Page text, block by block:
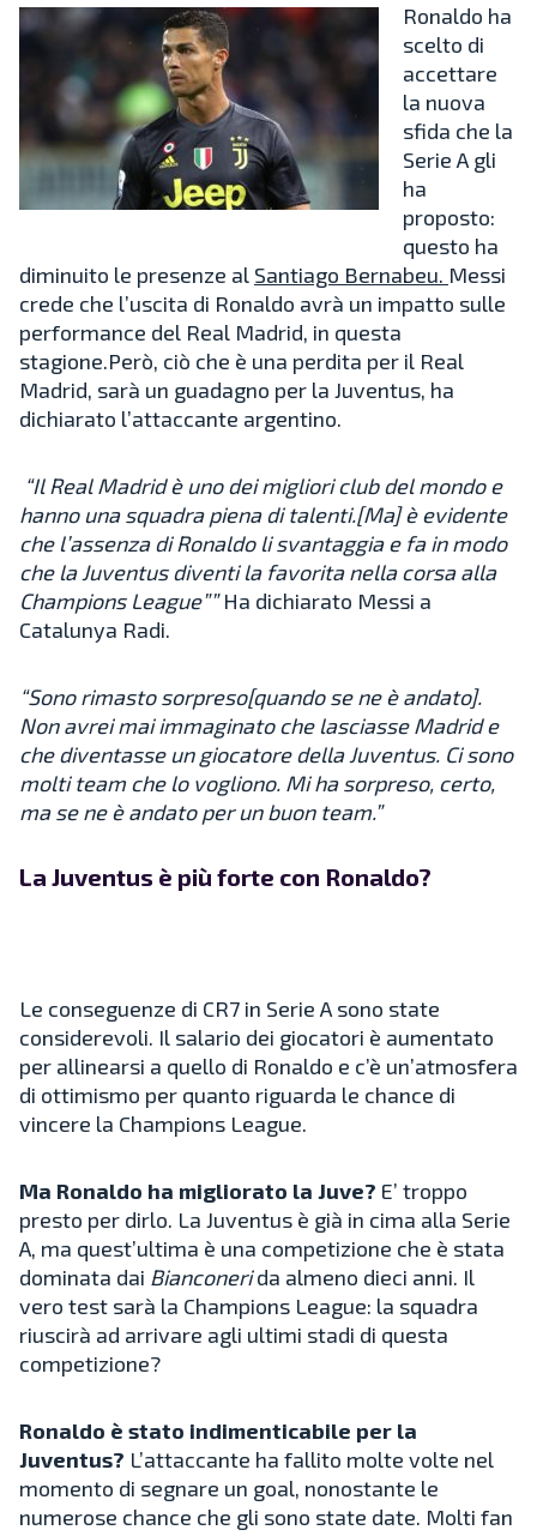
Ronaldo ha
scelto di
accettare
la nuova
sfida che la
Serie A gli
ha
proposto:
questo ha
diminuito le presenze al Santiago Bernabeu. Messi
crede che l’uscita di Ronaldo avrà un impatto sulle
performance del Real Madrid, in questa
stagione.Però, ciò che è una perdita per il Real
Madrid, sarà un guadagno per la Juventus, ha
dichiarato l’attaccante argentino.
“Il Real Madrid è uno dei migliori club del mondo e
hanno una squadra piena di talenti.[Ma] è evidente
che l’assenza di Ronaldo li svantaggia e fa in modo
che la Juventus diventi la favorita nella corsa alla
Champions League””Ha dichiarato Messi a
Catalunya Radi.
“Sono rimasto sorpreso[quando se ne è andato].
Non avrei mai immaginato che lasciasse Madrid e
che diventasse un giocatore della Juventus. Ci sono
molti team che lo vogliono. Mi ha sorpreso, certo,
ma se ne è andato per un buon team.”
La Juventus è più forte con Ronaldo?
Le conseguenze di CR7 in Serie A sono state
considerevoli. Il salario dei giocatori è aumentato
per allinearsi a quello di Ronaldo e c’è un’atmosfera
di ottimismo per quanto riguarda le chance di
vincere la Champions League.
Ma Ronaldo ha migliorato la Juve? E’ troppo
presto per dirlo. La Juventus è già in cima alla Serie
A, ma quest’ultima è una competizione che è stata
dominata dai Bianconerida almeno dieci anni. Il
vero test sarà la Champions League: la squadra
riuscirà ad arrivare agli ultimi stadi di questa
competizione?
Ronaldo è stato indimenticabile per la
Juventus? L’attaccante ha fallito molte volte nel
momento di segnare un goal, nonostante le
numerose chance che gli sono state date. Molti fan